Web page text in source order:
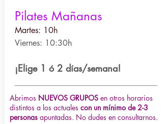
Pilates Mañanas
Martes: 10h
Viernes: 10:30h
¡Elige 1 ó 2 días/semana!
Abrimos NUEVOS GRUPOSen otros horarios
distintos a los actuales con un mínimo de 2-3
personasapuntadas. No dudes en consultarnos.